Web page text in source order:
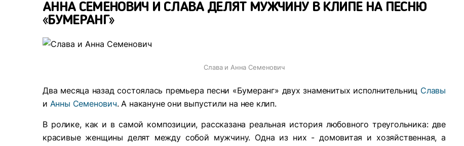
АННА СЕМЕНОВИЧ И СЛАВА ДЕЛЯТ МУЖЧИНУ В КЛИПЕ НА ПЕСНЮ
«БУМЕРАНГ»
Слава и Анна Семенович
Два месяца назад состоялась премьера песни «Бумеранг» двух знаменитых исполнительниц Славы
и Анны Семенович. А накануне они выпустили на нее клип.
В ролике, как и в самой композиции, рассказана реальная история любовного треугольника: две
красивые женщины делят между собой мужчину. Одна из них - домовитая и хозяйственная, а